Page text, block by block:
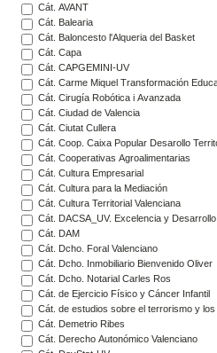
Cát. AVANT
Cát. Balearia
Cát. Baloncesto l'Alqueria del Basket
Cát. Capa
Cát. CAPGEMINI-UV
Cát. Carme Miquel Transformación
Cát. Cirugía Robótica i Avanzada
Cát. Ciudad de Valencia
Cát. Ciutat Cullera
Cát. Coop. Caixa Popular Desarollo
Cát. Cooperativas Agroalimentarias
Cát. Cultura Empresarial
Cát. Cultura para la Mediación
Cát. Cultura Territorial Valenciana
Cát. DACSA_UV. Excelencia y
Cát. DAM
Cát. Dcho. Foral Valenciano
Cát. Dcho. Inmobiliario Bienvenido Oliver
Cát. Dcho. Notarial Carles Ros
Cát. de Ejercicio Físico y Cáncer Infantil
Cát. de estudios sobre el terrorismo y
Cát. Demetrio Ribes
Cát. Derecho Autonómico Valenciano